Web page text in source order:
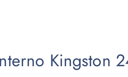
Kingston